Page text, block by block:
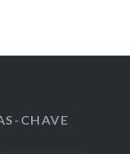
CHAVE